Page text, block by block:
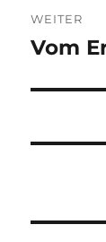
WEITER
Nächster
Vom